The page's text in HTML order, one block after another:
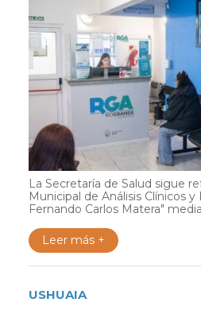
La Secretaría de Salud sigue
Municipal de Análisis Clínicos
Fernando Carlos Matera"
Leer más +
USHUAIA